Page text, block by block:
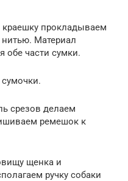
прокладываем
нитью. Материал
обе части сумки.
срезов делаем
ремешок к
щенка и
ручку собаки